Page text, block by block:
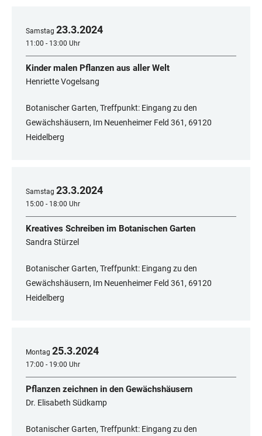
Samstag 23.3.2024
11:00 - 13:00 Uhr
Kinder malen Pflanzen aus aller Welt
Henriette Vogelsang
Botanischer Garten, Treffpunkt: Eingang zu den
Gewächshäusern, Im Neuenheimer Feld 361, 69120
Heidelberg
Samstag 23.3.2024
15:00 - 18:00 Uhr
Kreatives Schreiben im Botanischen Garten
Sandra Stürzel
Botanischer Garten, Treffpunkt: Eingang zu den
Gewächshäusern, Im Neuenheimer Feld 361, 69120
Heidelberg
Montag 25.3.2024
17:00 - 19:00 Uhr
Pflanzen zeichnen in den Gewächshäusern
Dr. Elisabeth Südkamp
Botanischer Garten, Treffpunkt: Eingang zu den